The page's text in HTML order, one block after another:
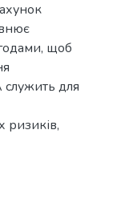
щоб
для
ризиків,